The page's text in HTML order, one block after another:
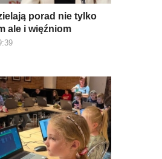
porad nie tylko
ale i więźniom